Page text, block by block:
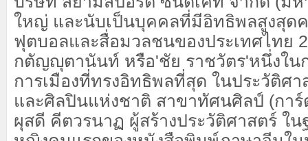
ใหญ่ และนับเป็นบุคคลที่มีอิทธิพลสูงสุด
ฟุตบอลและสื่อมวลชนของประเทศไทย
กตัญญุตานันท์ หรือ'ชัย ราชวัตร'หนึ่งใน
การเมืองที่ทรงอิทธิพลที่สุด ในประวัติศ
และศิลปินแห่งชาติ สาขาทัศนศิลป์ (การ์
ผุสดี คีตวรนาฏ ผู้สร้างประวัติศาสตร์ ใ